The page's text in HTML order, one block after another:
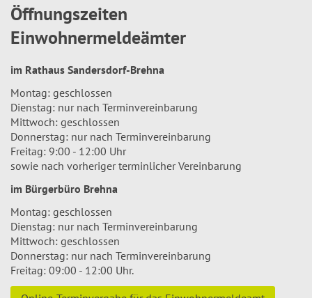
Öffnungszeiten
Einwohnermeldeämter
im Rathaus Sandersdorf-Brehna
Montag: geschlossen
Dienstag: nur nach Terminvereinbarung
Mittwoch: geschlossen
Donnerstag: nur nach Terminvereinbarung
Freitag: 9:00 - 12:00 Uhr
sowie nach vorheriger terminlicher Vereinbarung
im Bürgerbüro Brehna
Montag: geschlossen
Dienstag: nur nach Terminvereinbarung
Mittwoch: geschlossen
Donnerstag: nur nach Terminvereinbarung
Freitag: 09:00 - 12:00 Uhr.